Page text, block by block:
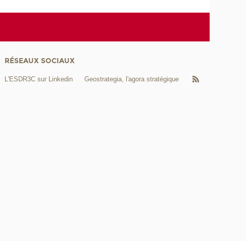
RÉSEAUX SOCIAUX
L'ESDR3C sur Linkedin Geostrategia, l'agora stratégique